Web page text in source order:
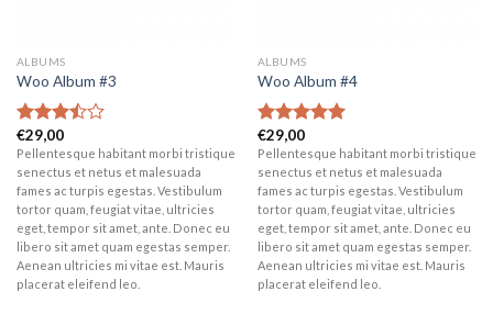
ALBUMS
Woo Album #3
Rated
3.50out
of 5
€29,00
Pellentesque habitant morbi tristique
senectus et netus et malesuada
fames ac turpis egestas. Vestibulum
tortor quam, feugiat vitae, ultricies
eget, tempor sit amet, ante. Donec eu
libero sit amet quam egestas semper.
Aenean ultricies mi vitae est. Mauris
placerat eleifend leo.
ALBUMS
Woo Album #4
Rated
out of 5
€29,00
Pellentesque habitant morbi tristique
senectus et netus et malesuada
fames ac turpis egestas. Vestibulum
tortor quam, feugiat vitae, ultricies
eget, tempor sit amet, ante. Donec eu
libero sit amet quam egestas semper.
Aenean ultricies mi vitae est. Mauris
placerat eleifend leo.